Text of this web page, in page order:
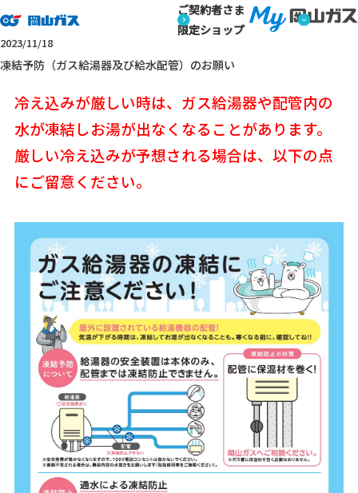
ご契約者さま
限定ショップ
トップページ ガス機器に関する重要なお知らせ
凍結予防（ガ
安心サポート
2023/11/18 ガス機器を安全に正しくお使いいただくために
凍結予防（ガス給湯器及び給水配管）のお願い
冷え込みが厳しい時は、ガス給湯器や配管内の
水が凍結しお湯が出なくなることがあります。
厳しい冷え込みが予想される場合は、以下の点
にご留意ください。